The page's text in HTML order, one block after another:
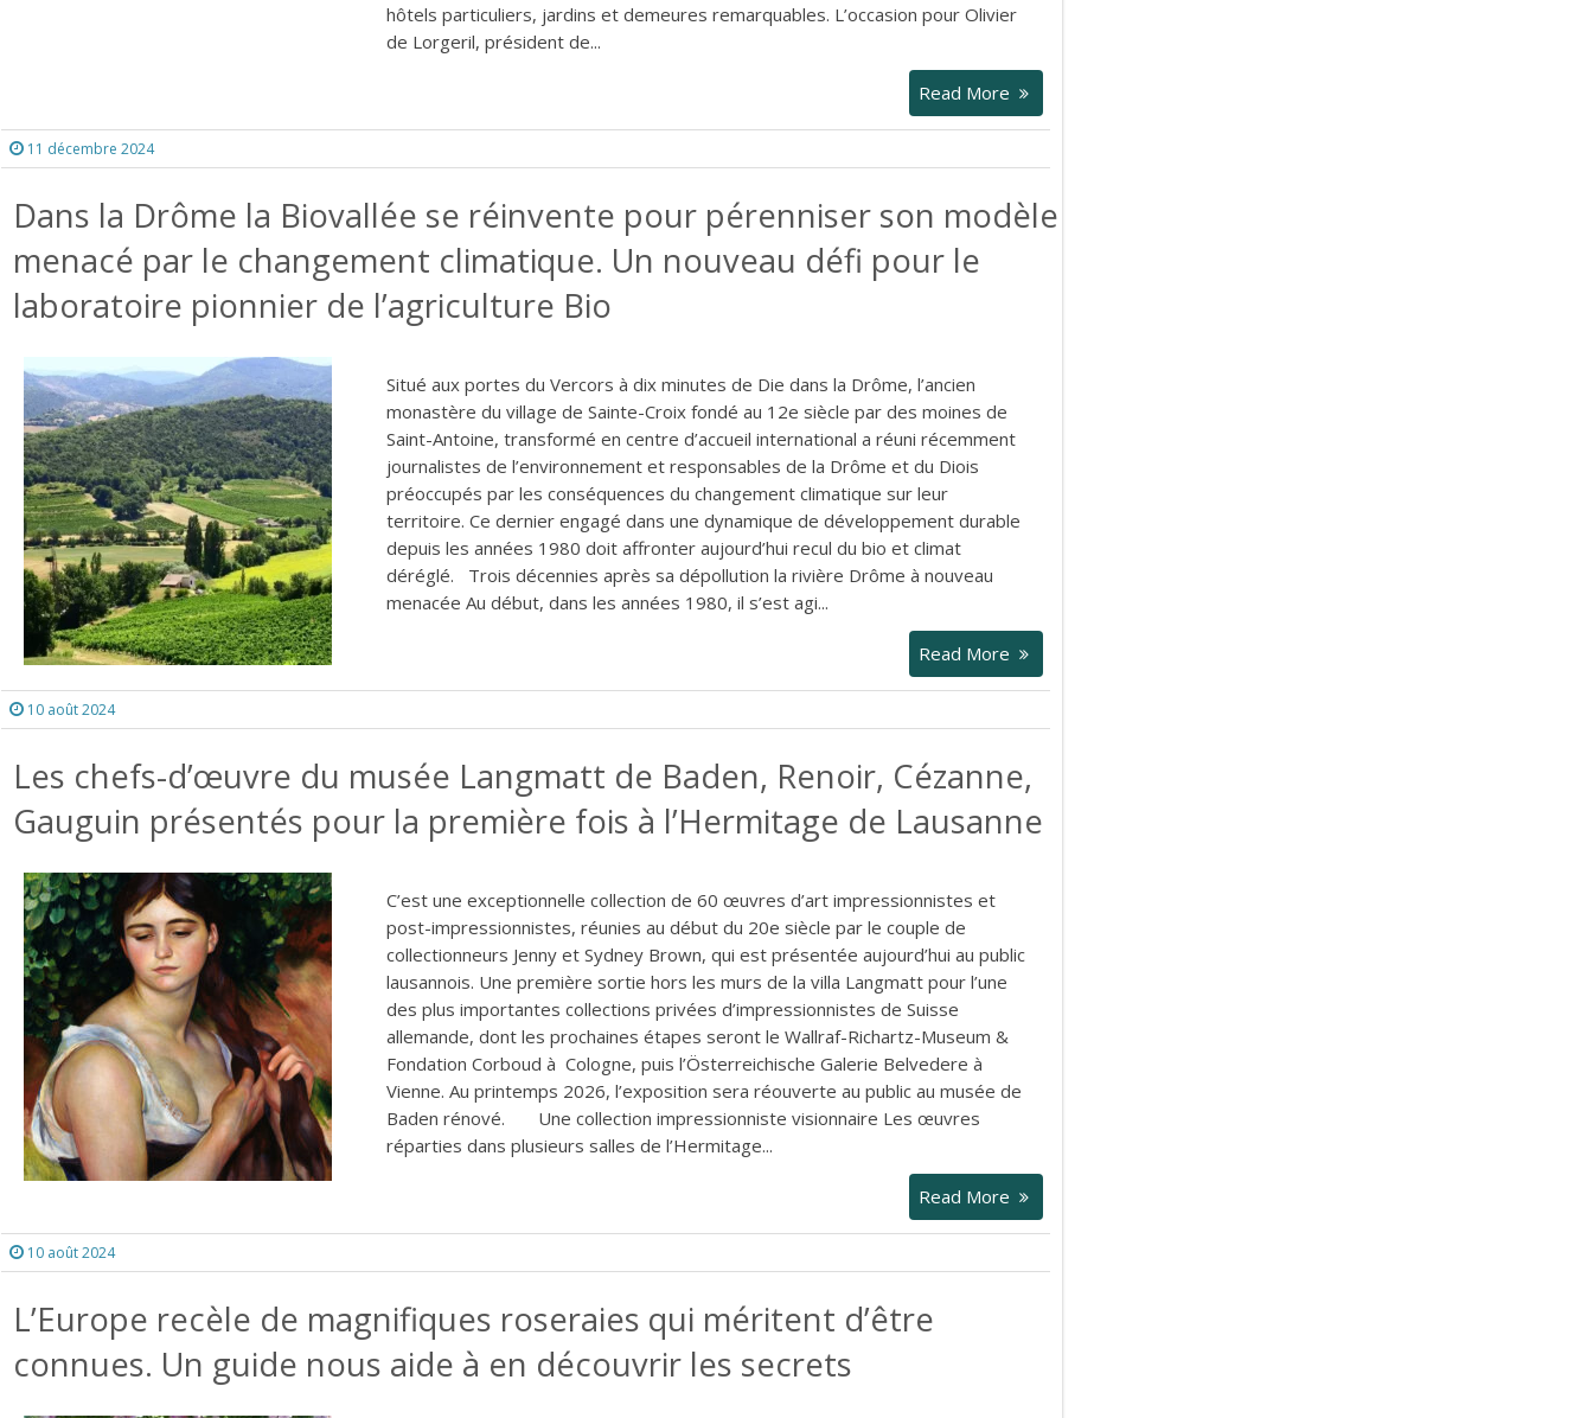
hôtels particuliers, jardins et demeures remarquables. L’occasion pour Olivier
de Lorgeril, président de...
Read More
11 décembre 2024
Dans la Drôme la Biovallée se réinvente pour pérenniser son modèle
menacé par le changement climatique. Un nouveau défi pour le
laboratoire pionnier de l’agriculture Bio
Situé aux portes du Vercors à dix minutes de Die dans la Drôme, l’ancien
monastère du village de Sainte-Croix fondé au 12e siècle par des moines de
Saint-Antoine, transformé en centre d’accueil international a réuni récemment
journalistes de l’environnement et responsables de la Drôme et du Diois
préoccupés par les conséquences du changement climatique sur leur
territoire. Ce dernier engagé dans une dynamique de développement durable
depuis les années 1980 doit affronter aujourd’hui recul du bio et climat
déréglé. Trois décennies après sa dépollution la rivière Drôme à nouveau
menacée Au début, dans les années 1980, il s’est agi...
Read More
10 août 2024
Les chefs-d’œuvre du musée Langmatt de Baden, Renoir, Cézanne,
Gauguin présentés pour la première fois à l’Hermitage de Lausanne
C’est une exceptionnelle collection de 60 œuvres d’art impressionnistes et
post-impressionnistes, réunies au début du 20e siècle par le couple de
collectionneurs Jenny et Sydney Brown, qui est présentée aujourd’hui au public
lausannois. Une première sortie hors les murs de la villa Langmatt pour l’une
des plus importantes collections privées d’impressionnistes de Suisse
allemande, dont les prochaines étapes seront le Wallraf-Richartz-Museum &
Fondation Corboud à Cologne, puis l’Österreichische Galerie Belvedere à
Vienne. Au printemps 2026, l’exposition sera réouverte au public au musée de
Baden rénové. Une collection impressionniste visionnaire Les œuvres
réparties dans plusieurs salles de l’Hermitage...
Read More
10 août 2024
L’Europe recèle de magnifiques roseraies qui méritent d’être
connues. Un guide nous aide à en découvrir les secrets